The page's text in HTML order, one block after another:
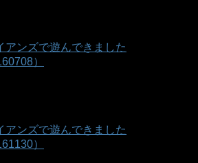
アンズで遊んできました
）
アンズで遊んできました
）